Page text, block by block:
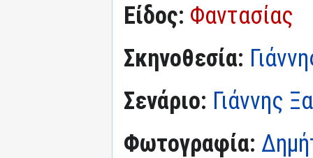
Είδος: Φαντασίας
Σκηνοθεσία:
Σενάριο: Γιάννης
Φωτογραφία: